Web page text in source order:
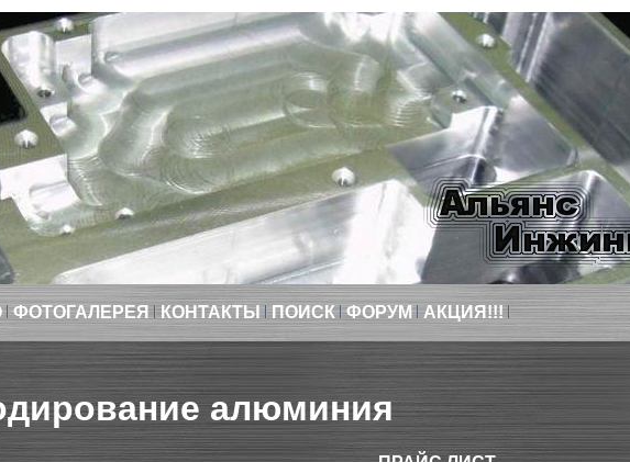
ФОТОГАЛЕРЕЯ КОНТАКТЫ ПОИСК ФОРУМ АКЦИЯ!!!
алюминия